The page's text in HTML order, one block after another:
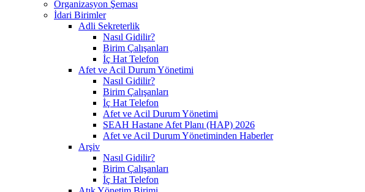
Organizasyon Şeması
İdari Birimler
Adli Sekreterlik
Nasıl Gidilir?
Birim Çalışanları
İç Hat Telefon
Afet ve Acil Durum Yönetimi
Nasıl Gidilir?
Birim Çalışanları
İç Hat Telefon
Afet ve Acil Durum Yönetimi
SEAH Hastane Afet Planı (HAP) 2026
Afet ve Acil Durum Yönetiminden Haberler
Arşiv
Nasıl Gidilir?
Birim Çalışanları
İç Hat Telefon